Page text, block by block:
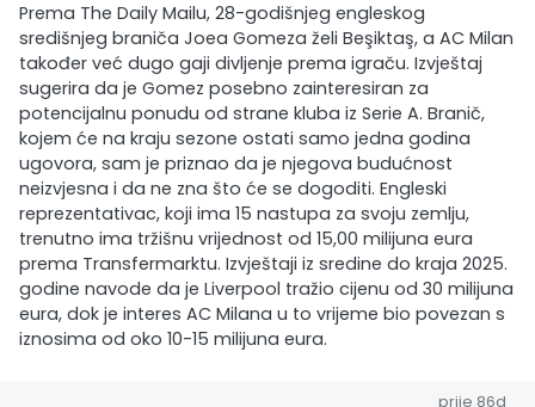
Prema The Daily Mailu, 28-godišnjeg engleskog
središnjeg braniča Joea Gomeza želi Beşiktaş, a AC Milan
također već dugo gaji divljenje prema igraču. Izvještaj
sugerira da je Gomez posebno zainteresiran za
potencijalnu ponudu od strane kluba iz Serie A. Branič,
kojem će na kraju sezone ostati samo jedna godina
ugovora, sam je priznao da je njegova budućnost
neizvjesna i da ne zna što će se dogoditi. Engleski
reprezentativac, koji ima 15 nastupa za svoju zemlju,
trenutno ima tržišnu vrijednost od 15,00 milijuna eura
prema Transfermarktu. Izvještaji iz sredine do kraja 2025.
godine navode da je Liverpool tražio cijenu od 30 milijuna
eura, dok je interes AC Milana u to vrijeme bio povezan s
iznosima od oko 10-15 milijuna eura.
prije 86d